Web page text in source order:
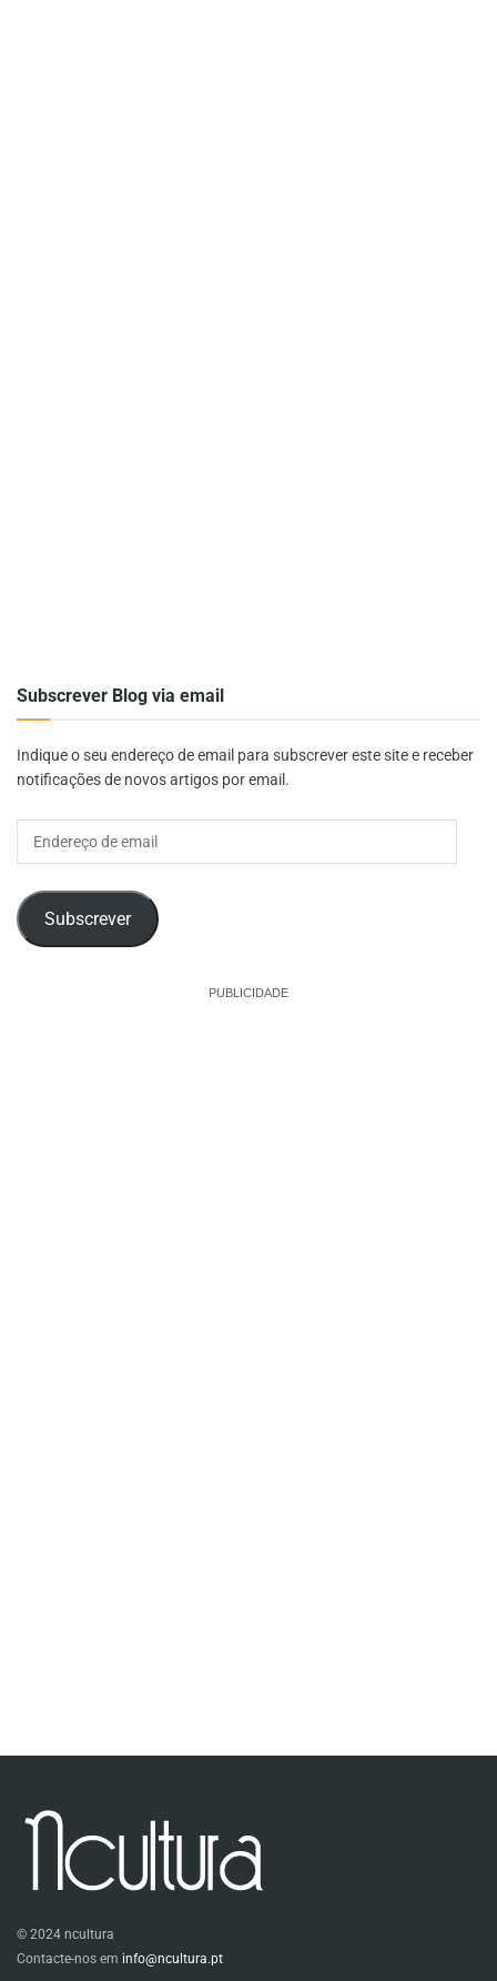
Subscrever Blog via email
Indique o seu endereço de email para subscrever este site e receber
notificações de novos artigos por email.
Subscrever
PUBLICIDADE
© 2024 ncultura
Contacte-nos em info@ncultura.pt